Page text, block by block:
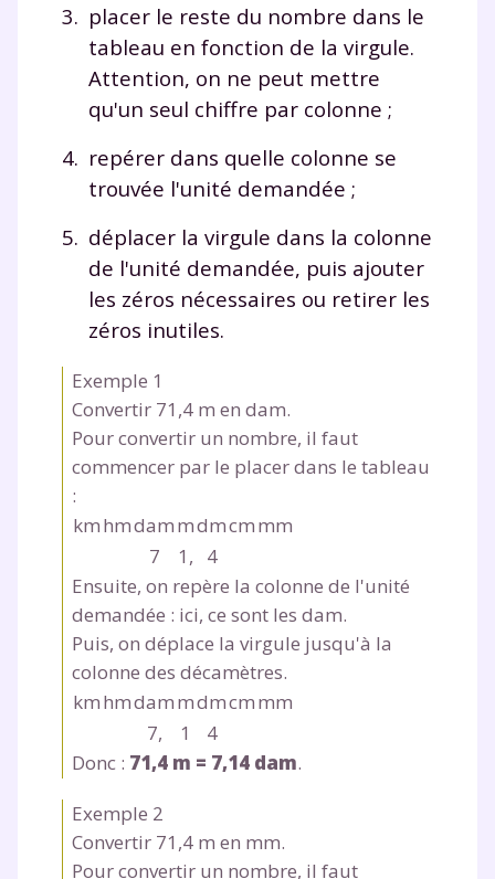
placer le reste du nombre dans le
tableau en fonction de la virgule.
Attention, on ne peut mettre
qu'un seul chiffre par colonne ;
repérer dans quelle colonne se
trouvée l'unité demandée ;
déplacer la virgule dans la colonne
de l'unité demandée, puis ajouter
les zéros nécessaires ou retirer les
zéros inutiles.
Exemple 1
Convertir 71,4 m en dam.
Pour convertir un nombre, il faut
commencer par le placer dans le tableau
:
kmhmdammdmcmmm
7
1,
4
Ensuite, on repère la colonne de l'unité
demandée : ici, ce sont les dam.
Puis, on déplace la virgule jusqu'à la
colonne des décamètres.
kmhmdammdmcmmm
7, 1
4
Donc : 71,4 m = 7,14 dam.
Exemple 2
Convertir 71,4 m en mm.
Pour convertir un nombre, il faut
Envie de progresser
année scolaire ?
Testez gratuitement
pendant 24h notre
plateforme de soutien
scolaire !
Fiches de cours et vidéos
corrigés ,podcasts de révisions
Unespace dédié aux parents
suivre les progrès
Tout le programme scolaire du CP à
la Terminale
Des profs expérimentés disponibles
à la demande par tchat, audio ou
vidéo